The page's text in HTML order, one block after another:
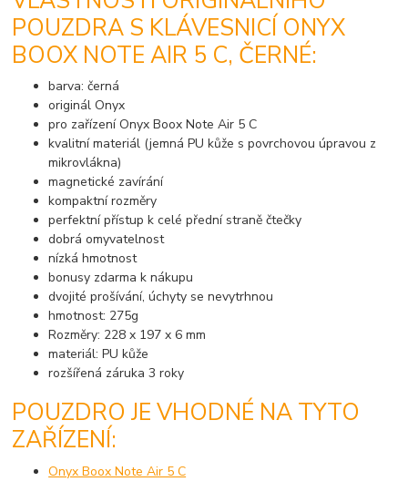
POUZDRA S KLÁVESNICÍ ONYX
BOOX NOTE AIR 5 C, ČERNÉ:
barva: černá
originál Onyx
pro zařízení Onyx Boox Note Air 5 C
kvalitní materiál (jemná PU kůže s povrchovou úpravou z
mikrovlákna)
magnetické zavírání
kompaktní rozměry
perfektní přístup k celé přední straně čtečky
dobrá omyvatelnost
nízká hmotnost
bonusy zdarma k nákupu
dvojité prošívání, úchyty se nevytrhnou
hmotnost: 275g
Rozměry: 228 x 197 x 6 mm
materiál: PU kůže
rozšířená záruka 3 roky
POUZDRO JE VHODNÉ NA TYTO
ZAŘÍZENÍ:
Onyx Boox Note Air 5 C